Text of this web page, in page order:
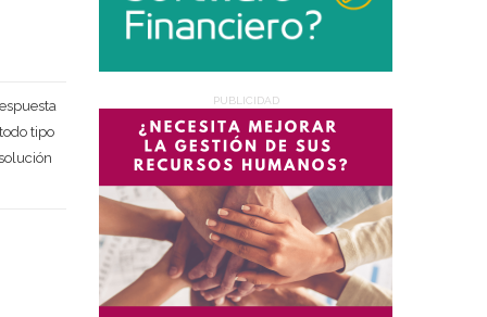
Deseo recibir información de otros Productos / Servicios
tratamiento datos personales.
Enviar
tipo
PUBLICIDAD